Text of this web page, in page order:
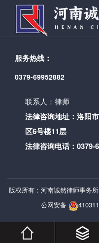
经波折的经典案例，给
（图为杨宇光律师专注
《交通事故致人伤残及
攻。其通过对《人体损
失相关法律法规等细枝
了其细心***的法律素养
（图为王宗良律师认真分享） （图为投入听课
师们） 会议接近尾声，
小窥大，内容饱满，不
尚主任在对两位同仁不
实，然之本，意喻以诚
核：郭书铭
建、规章制度、专项治
行了严谨核查。 交流
入沟通讨论。双方探讨
见，为诚然所未来发展
家涛审 核：郭书铭
服务热线：
0379-69952882
联系人：律师
法律咨询地址：洛阳
区6号楼11层
法律咨询电话：
版权所有：河南诚然律师事务
公网安备